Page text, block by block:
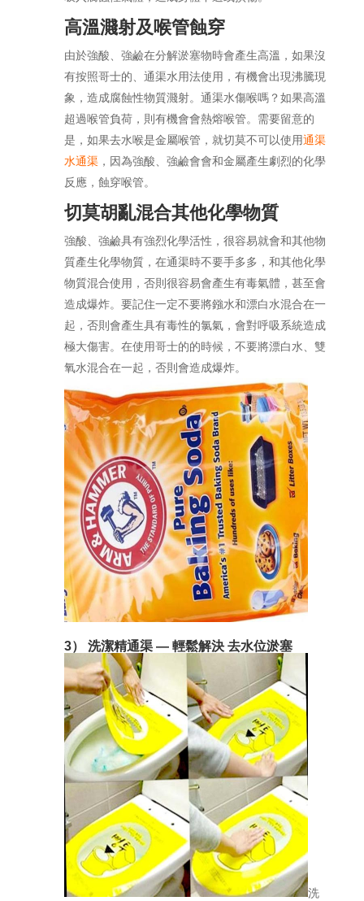
高溫濺射及喉管蝕穿
由於強酸、強鹼在分解淤塞物時會產生高溫，如果沒
有按照哥士的、通渠水用法使用，有機會出現沸騰現
象，造成腐蝕性物質濺射。通渠水傷喉嗎？如果高溫
超過喉管負荷，則有機會會熱熔喉管。需要留意的
是，如果去水喉是金屬喉管，就切莫不可以使用通渠
水通渠，因為強酸、強鹼會會和金屬產生劇烈的化學
反應，蝕穿喉管。
切莫胡亂混合其他化學物質
強酸、強鹼具有強烈化學活性，很容易就會和其他物
質產生化學物質，在通渠時不要手多多，和其他化學
物質混合使用，否則很容易會產生有毒氣體，甚至會
造成爆炸。要記住一定不要將鏹水和漂白水混合在一
起，否則會產生具有毒性的氯氣，會對呼吸系統造成
極大傷害。在使用哥士的的時候，不要將漂白水、雙
氧水混合在一起，否則會造成爆炸。
3） 洗潔精通渠 — 輕鬆解決 去水位淤塞
洗